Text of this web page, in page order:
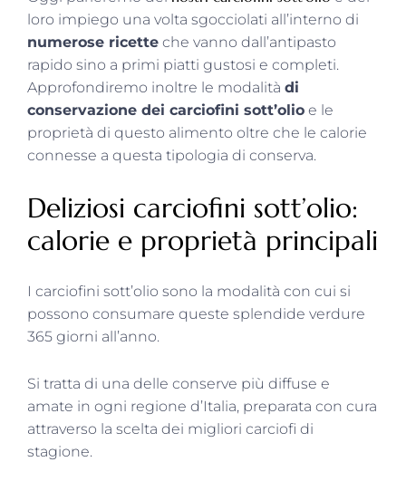
loro impiego una volta sgocciolati all’interno di
numerose ricette che vanno dall’antipasto
rapido sino a primi piatti gustosi e completi.
Approfondiremo inoltre le modalità di
conservazione dei carciofini sott’olio e le
proprietà di questo alimento oltre che le calorie
connesse a questa tipologia di conserva.
Deliziosi carciofini sott’olio:
calorie e proprietà principali
I carciofini sott’olio sono la modalità con cui si
possono consumare queste splendide verdure
365 giorni all’anno.
Si tratta di una delle conserve più diffuse e
amate in ogni regione d’Italia, preparata con cura
attraverso la scelta dei migliori carciofi di
stagione.